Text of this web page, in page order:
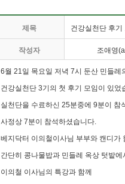
제목 건강실천단 후기
작성자 조애영
6월 21일 목요일 저녁 7시 둔산 민들레
건강실천단 3기의 첫 후기 모임이 있었
실천단을 수료하신 25분중에 9분이 참
사정상 7분이 참석하셨습니다.
베지닥터 이의철이사님 부부와 캔디가
간단히 콩나물밥과 민들레 옥상 텃밭
이의철 이사님의 특강과 함께